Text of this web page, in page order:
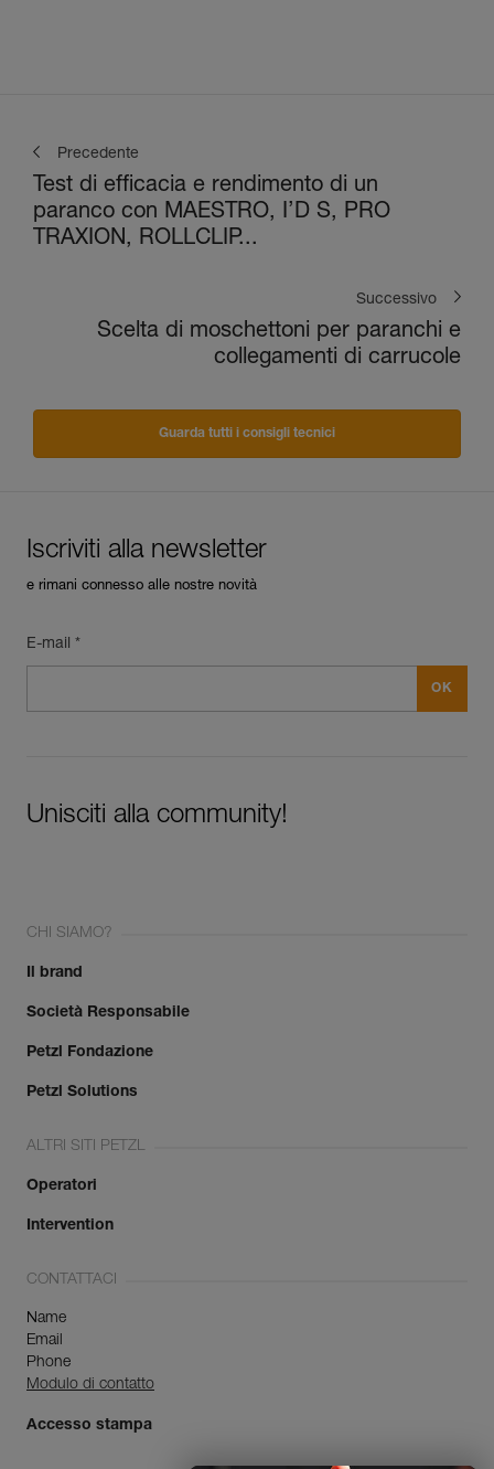
Precedente
Test di efficacia e rendimento di un
paranco con MAESTRO, I’D S, PRO
TRAXION, ROLLCLIP...
Successivo
Scelta di moschettoni per paranchi e
collegamenti di carrucole
Guarda tutti i consigli tecnici
Iscriviti alla newsletter
e rimani connesso alle nostre novità
E-mail *
Unisciti alla community!
CHI SIAMO?
Il brand
Società Responsabile
Petzl Fondazione
Petzl Solutions
ALTRI SITI PETZL
Operatori
Intervention
CONTATTACI
Name
Email
Phone
Modulo di contatto
Accesso stampa